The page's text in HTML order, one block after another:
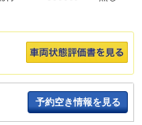
予約空き情報を見る